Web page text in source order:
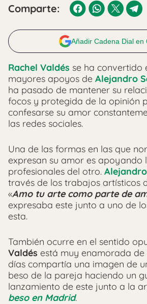
Comparte:
Añadir Cadena Dial en
Rachel Valdés se ha convertido
mayores apoyos de Alejandro
ha pasado de mantener su
focos y protegida de la opinión
confesarse su amor
las redes sociales.
Una de las formas en las que
expresan su amor es apoyando
profesionales del otro.
través de los trabajos artísticos
«Amo tu arte como parte de
expresaba este junto a uno de
esta.
También ocurre en el sentido
Valdés está muy enamorada de
días compartía una imagen de
beso de la pareja haciendo un
lanzamiento de este junto a la
beso en Madrid.